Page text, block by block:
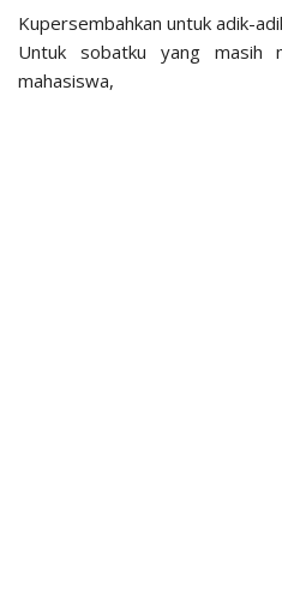
Kupersembahkan untuk adik-
Untuk sobatku yang masih
mahasiswa,